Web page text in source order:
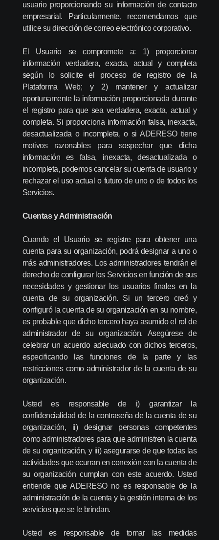
usuario proporcionando su información de contacto
empresarial. Particularmente, recomendamos que
utilice su dirección de correo electrónico corporativo.
El Usuario se compromete a: 1) proporcionar
información verdadera, exacta, actual y completa
según lo solicite el proceso de registro de la
Plataforma Web; y 2) mantener y actualizar
oportunamente la información proporcionada durante
el registro para que sea verdadera, exacta, actual y
completa. Si proporciona información falsa, inexacta,
desactualizada o incompleta, o si ADERESO tiene
motivos razonables para sospechar que dicha
información es falsa, inexacta, desactualizada o
incompleta, podemos cancelar su cuenta de usuario y
rechazar el uso actual o futuro de uno o de todos los
Servicios.
Cuentas y Administración
Cuando el Usuario se registre para obtener una
cuenta para su organización, podrá designar a uno o
más administradores. Los administradores tendrán el
derecho de configurar los Servicios en función de sus
necesidades y gestionar los usuarios finales en la
cuenta de su organización. Si un tercero creó y
configuró la cuenta de su organización en su nombre,
es probable que dicho tercero haya asumido el rol de
administrador de su organización. Asegúrese de
celebrar un acuerdo adecuado con dichos terceros,
especificando las funciones de la parte y las
restricciones como administrador de la cuenta de su
organización.
Usted es responsable de i) garantizar la
confidencialidad de la contraseña de la cuenta de su
organización, ii) designar personas competentes
como administradores para que administren la cuenta
de su organización, y iii) asegurarse de que todas las
actividades que ocurran en conexión con la cuenta de
su organización cumplan con este acuerdo. Usted
entiende que ADERESO no es responsable de la
administración de la cuenta y la gestión interna de los
servicios que se le brindan.
Usted es responsable de tomar las medidas